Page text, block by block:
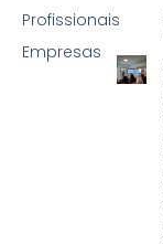
Profissionais
Empresas